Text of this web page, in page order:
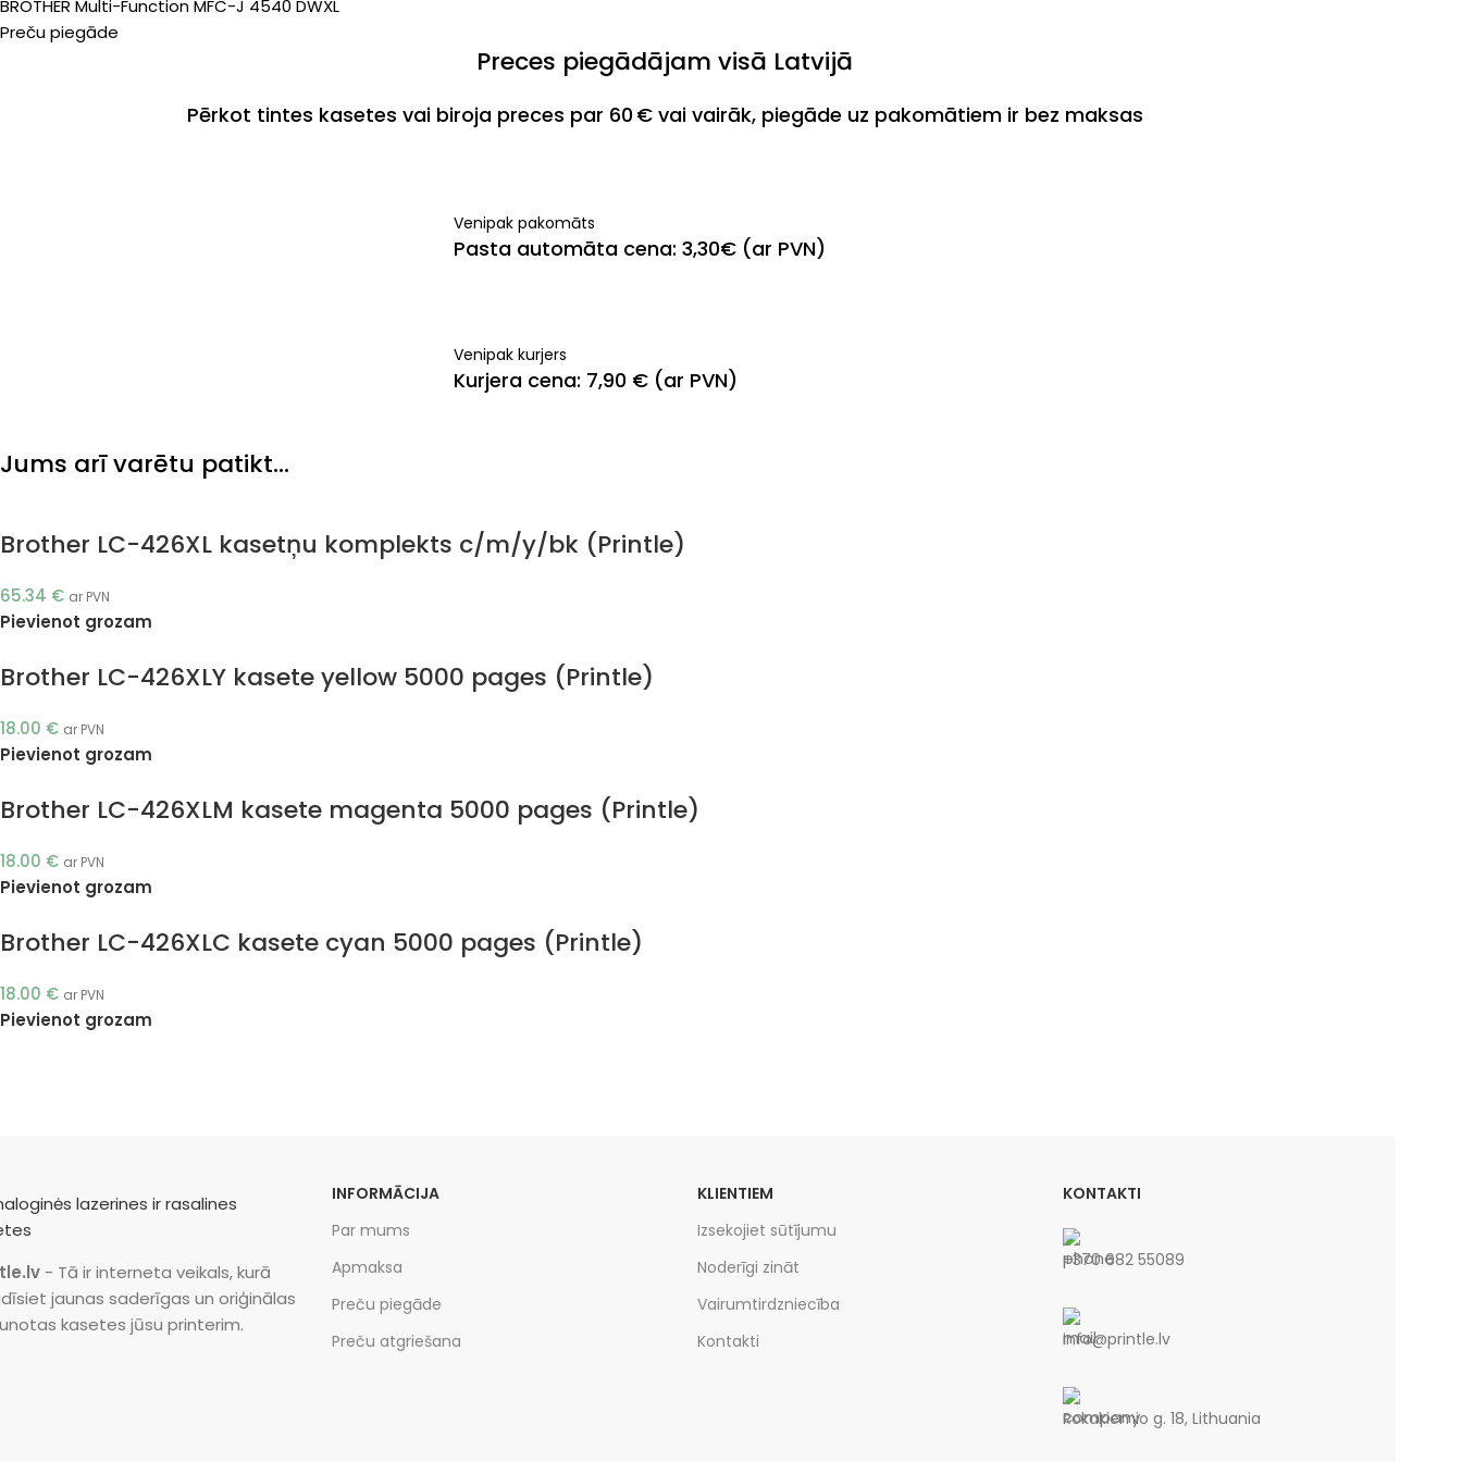
BROTHER Multi-Function MFC-J 4540 DWXL
Preču piegāde
Preces piegādājam visā Latvijā
Pērkot tintes kasetes vai biroja preces par 60 € vai vairāk, piegāde uz pakomātiem ir bez maksas
Venipak pakomāts
Pasta automāta cena: 3,30€ (ar PVN)
Venipak kurjers
Kurjera cena: 7,90 € (ar PVN)
Jums arī varētu patikt…
Brother LC-426XL kasetņu komplekts c/m/y/bk (Printle)
65.34 € ar PVN
Pievienot grozam
Brother LC-426XLY kasete yellow 5000 pages (Printle)
18.00 € ar PVN
Pievienot grozam
Brother LC-426XLM kasete magenta 5000 pages (Printle)
18.00 € ar PVN
Pievienot grozam
Brother LC-426XLC kasete cyan 5000 pages (Printle)
18.00 € ar PVN
Pievienot grozam
- Tā ir interneta veikals, kurā
jaunas saderīgas un oriģinālas
kasetes jūsu printerim.
INFORMĀCIJA
Par mums
Apmaksa
Preču piegāde
Preču atgriešana
KLIENTIEM
Izsekojiet sūtījumu
Noderīgi zināt
Vairumtirdzniecība
Kontakti
KONTAKTI
+370 682 55089
info@printle.lv
Rokakiemio g. 18, Lithuania